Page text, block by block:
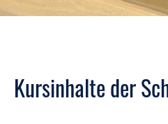
Kursinhalte der